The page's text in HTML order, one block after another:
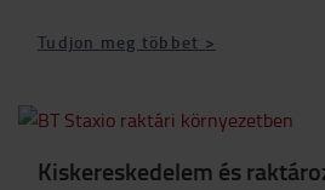
Tudjon meg többet >
Kiskereskedelem és